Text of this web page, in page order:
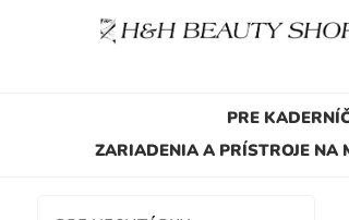
PRE
ZARIADENIA A PRÍSTROJE NA